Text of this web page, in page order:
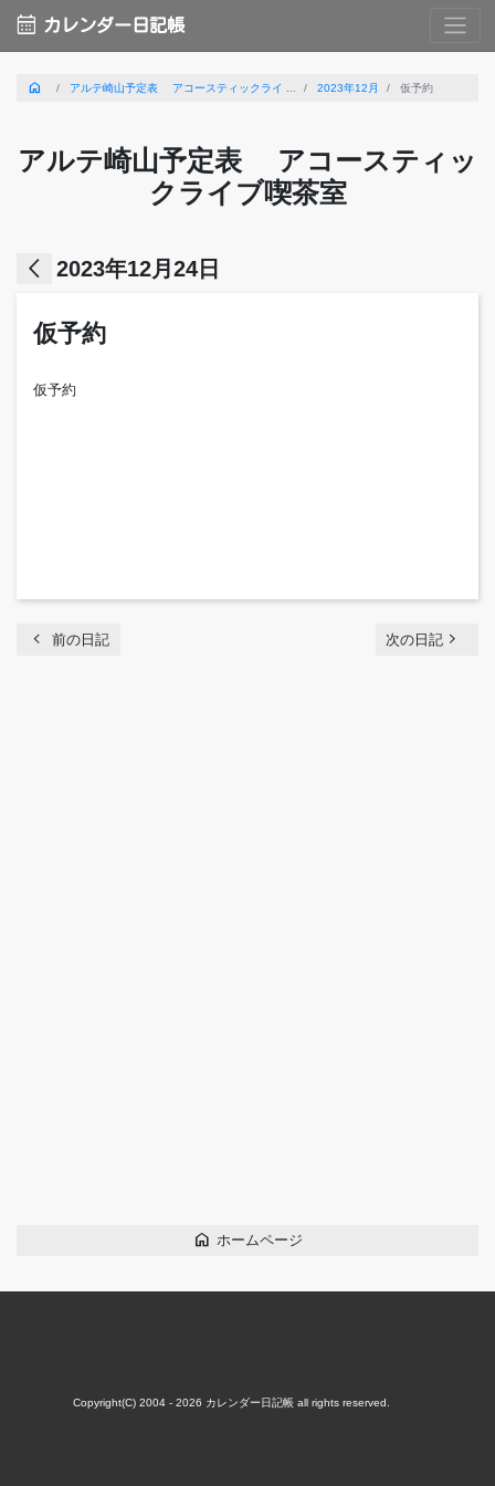
calendar_month カレンダー日記帳
home アルテ崎山予定表 アコースティックライ ... 2023年12月 仮予約
アルテ崎山予定表 アコースティッ
クライブ喫茶室
arrow_back_ios 2023年12月24日
仮予約
仮予約
chevron_left 前の日記 次の日記 navigate_next
home ホームページ
Copyright(C) 2004 - 2026 カレンダー日記帳all rights reserved.